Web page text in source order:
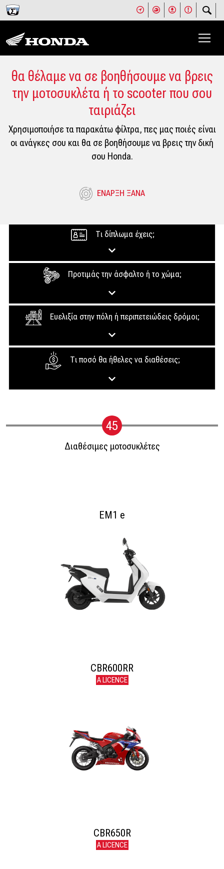
θα θέλαμε να σε βοηθήσουμε να βρεις
την μοτοσυκλέτα ή το scooter που σου
ταιριάζει
Χρησιμοποιήσε τα παρακάτω φίλτρα, πες μας ποιές είναι
οι ανάγκες σου και θα σε βοηθήσουμε να βρεις την δική
σου Honda.
ΕΝΑΡΞΗ ΞΑΝΑ
Τι δίπλωμα έχεις;
Προτιμάς την άσφαλτο ή το χώμα;
Ευελιξία στην πόλη ή περιπετειώδεις δρόμοι;
Tι ποσό θα ήθελες να διαθέσεις;
45
Διαθέσιμες μοτοσυκλέτες
EM1 e
CBR600RR
A LICENCE
CBR650R
A LICENCE